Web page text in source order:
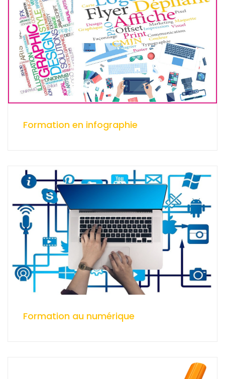
Formation en infographie
Formation au numérique